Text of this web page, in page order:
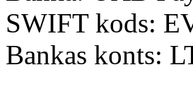
SWIFT kods:
Bankas konts: